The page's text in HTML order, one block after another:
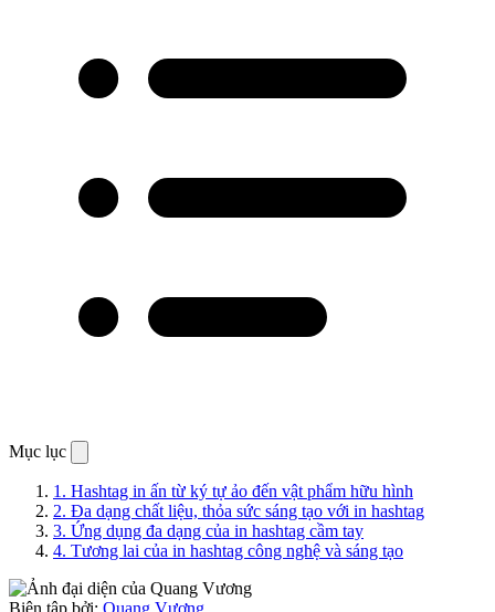
Mục lục
1. Hashtag in ấn từ ký tự ảo đến vật phẩm hữu hình
2. Đa dạng chất liệu, thỏa sức sáng tạo với in hashtag
3. Ứng dụng đa dạng của in hashtag cầm tay
4. Tương lai của in hashtag công nghệ và sáng tạo
Biên tập bởi: Quang Vương